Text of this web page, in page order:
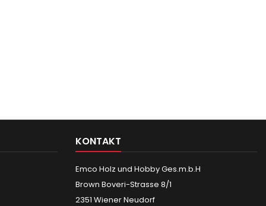
KONTAKT
Emco Holz und Hobby Ges.m.b.H
Brown Boveri-Strasse 8/1
2351 Wiener Neudorf